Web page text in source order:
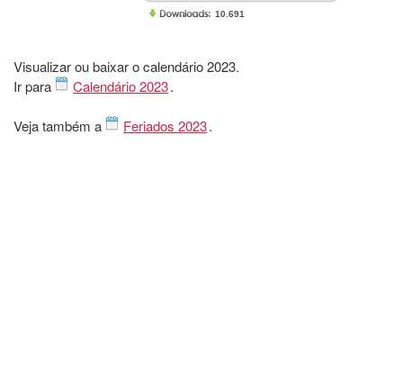
10.691
Visualizar ou baixar o calendário 2023.
Ir para
Calendário 2023.
Veja também a Feriados 2023.